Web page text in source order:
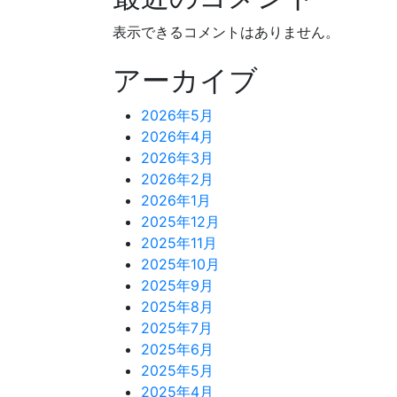
表示できるコメントはありません。
アーカイブ
2026年5月
2026年4月
2026年3月
2026年2月
2026年1月
2025年12月
2025年11月
2025年10月
2025年9月
2025年8月
2025年7月
2025年6月
2025年5月
2025年4月